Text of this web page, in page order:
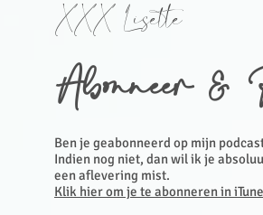
XXX Lisette
Abonneer &
Ben je geabonneerd op mijn
Indien nog niet, dan wil ik je
een aflevering mist.
Klik hier om je te abonneren in